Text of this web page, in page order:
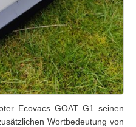
Ecovacs GOAT G1 seinen
Wortbedeutung von